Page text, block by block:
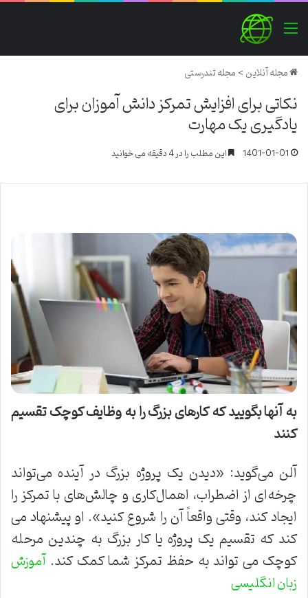
منو
مجله آنلاین>مجله تندرستی
نکاتی برای افزایش تمرکز دانش آموزان برای
یادگیری یک مهارت
1401-01-01 این مطلب را در 4 دقیقه می خوانید
به آنها بگویید که کارهای بزرگ را به وظایف کوچک تقسیم
کنند
آلن می‌گوید: «دیدن یک پروژه بزرگ در آینده می‌تواند
چرخه‌ای از اضطراب، اهمال‌کاری و چالش‌های با تمرکز را
ایجاد کند، وقتی واقعاً آن را شروع کنید». او پیشنهاد می
کند که تقسیم یک پروژه یا کار بزرگ به چندین مرحله
کوچک می تواند به حفظ تمرکز شما کمک کند.آموزش
زبان انگلیسی